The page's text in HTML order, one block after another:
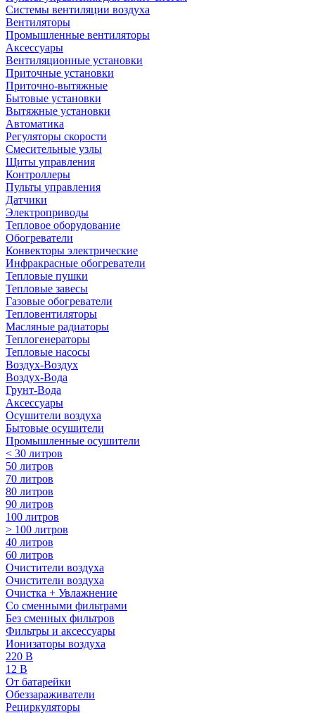
Системы вентиляции воздуха
Вентиляторы
Промышленные вентиляторы
Аксессуары
Вентиляционные установки
Приточные установки
Приточно-вытяжные
Бытовые установки
Вытяжные установки
Автоматика
Регуляторы скорости
Смесительные узлы
Щиты управления
Контроллеры
Пульты управления
Датчики
Электроприводы
Тепловое оборудование
Обогреватели
Конвекторы электрические
Инфракрасные обогреватели
Тепловые пушки
Тепловые завесы
Газовые обогреватели
Тепловентиляторы
Масляные радиаторы
Теплогенераторы
Тепловые насосы
Воздух-Воздух
Воздух-Вода
Грунт-Вода
Аксессуары
Осушители воздуха
Бытовые осушители
Промышленные осушители
< 30 литров
50 литров
70 литров
80 литров
90 литров
100 литров
> 100 литров
40 литров
60 литров
Очистители воздуха
Очистители воздуха
Очистка + Увлажнение
Cо сменными фильтрами
Без сменных фильтров
Фильтры и аксессуары
Ионизаторы воздуха
220 В
12 В
От батарейки
Обеззараживатели
Рециркуляторы